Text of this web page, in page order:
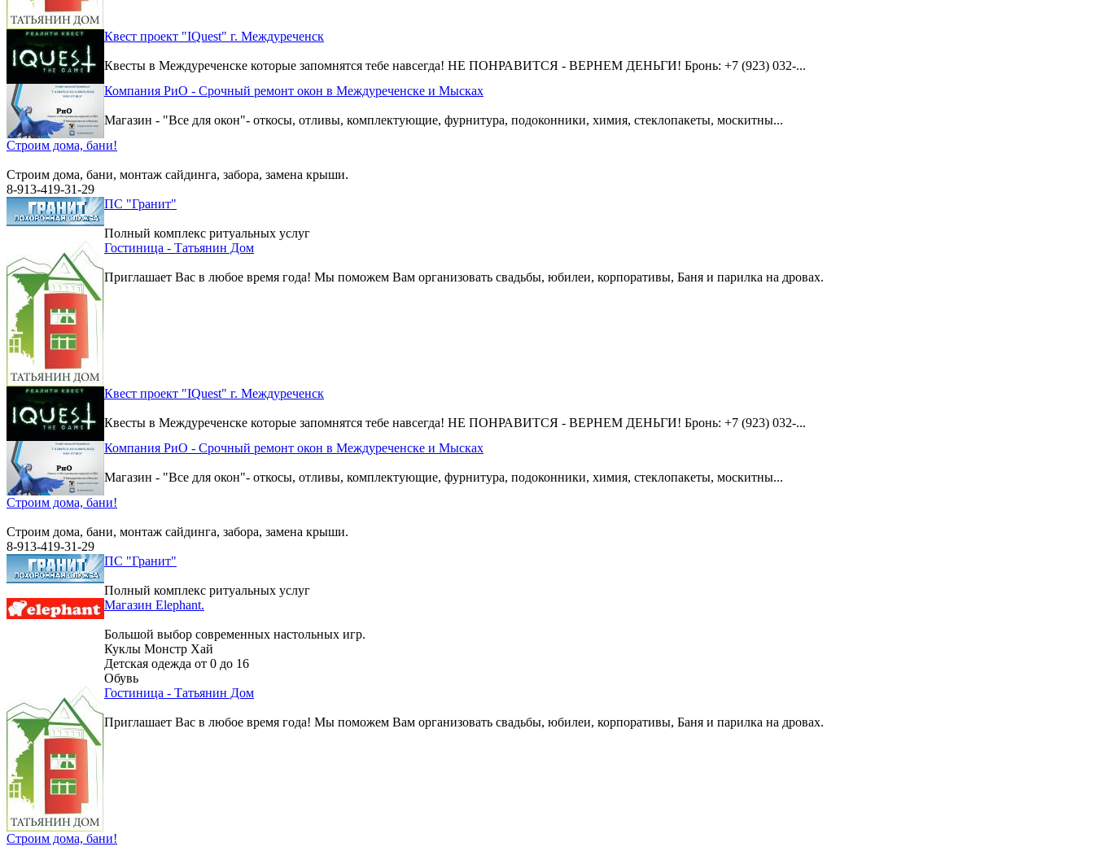
Квест проект "IQuest" г. Междуреченск
Квесты в Междуреченске которые запомнятся тебе навсегда! НЕ ПОНРАВИТСЯ - ВЕРНЕМ ДЕНЬГИ! Бронь: +7 (923) 032-...
Компания РиО - Срочный ремонт окон в Междуреченске и Мысках
Магазин - "Все для окон"- откосы, отливы, комплектующие, фурнитура, подоконники, химия, стеклопакеты, москитны...
Строим дома, бани!
Строим дома, бани, монтаж сайдинга, забора, замена крыши.
8-913-419-31-29
ПС "Гранит"
Полный комплекс ритуальных услуг
Гостиница - Татьянин Дом
Приглашает Вас в любое время года! Мы поможем Вам организовать свадьбы, юбилеи, корпоративы, Баня и парилка на дровах.
Квест проект "IQuest" г. Междуреченск
Квесты в Междуреченске которые запомнятся тебе навсегда! НЕ ПОНРАВИТСЯ - ВЕРНЕМ ДЕНЬГИ! Бронь: +7 (923) 032-...
Компания РиО - Срочный ремонт окон в Междуреченске и Мысках
Магазин - "Все для окон"- откосы, отливы, комплектующие, фурнитура, подоконники, химия, стеклопакеты, москитны...
Строим дома, бани!
Строим дома, бани, монтаж сайдинга, забора, замена крыши.
8-913-419-31-29
ПС "Гранит"
Полный комплекс ритуальных услуг
Магазин Elephant.
Большой выбор современных настольных игр.
Куклы Монстр Хай
Детская одежда от 0 до 16
Обувь
Гостиница - Татьянин Дом
Приглашает Вас в любое время года! Мы поможем Вам организовать свадьбы, юбилеи, корпоративы, Баня и парилка на дровах.
Строим дома, бани!